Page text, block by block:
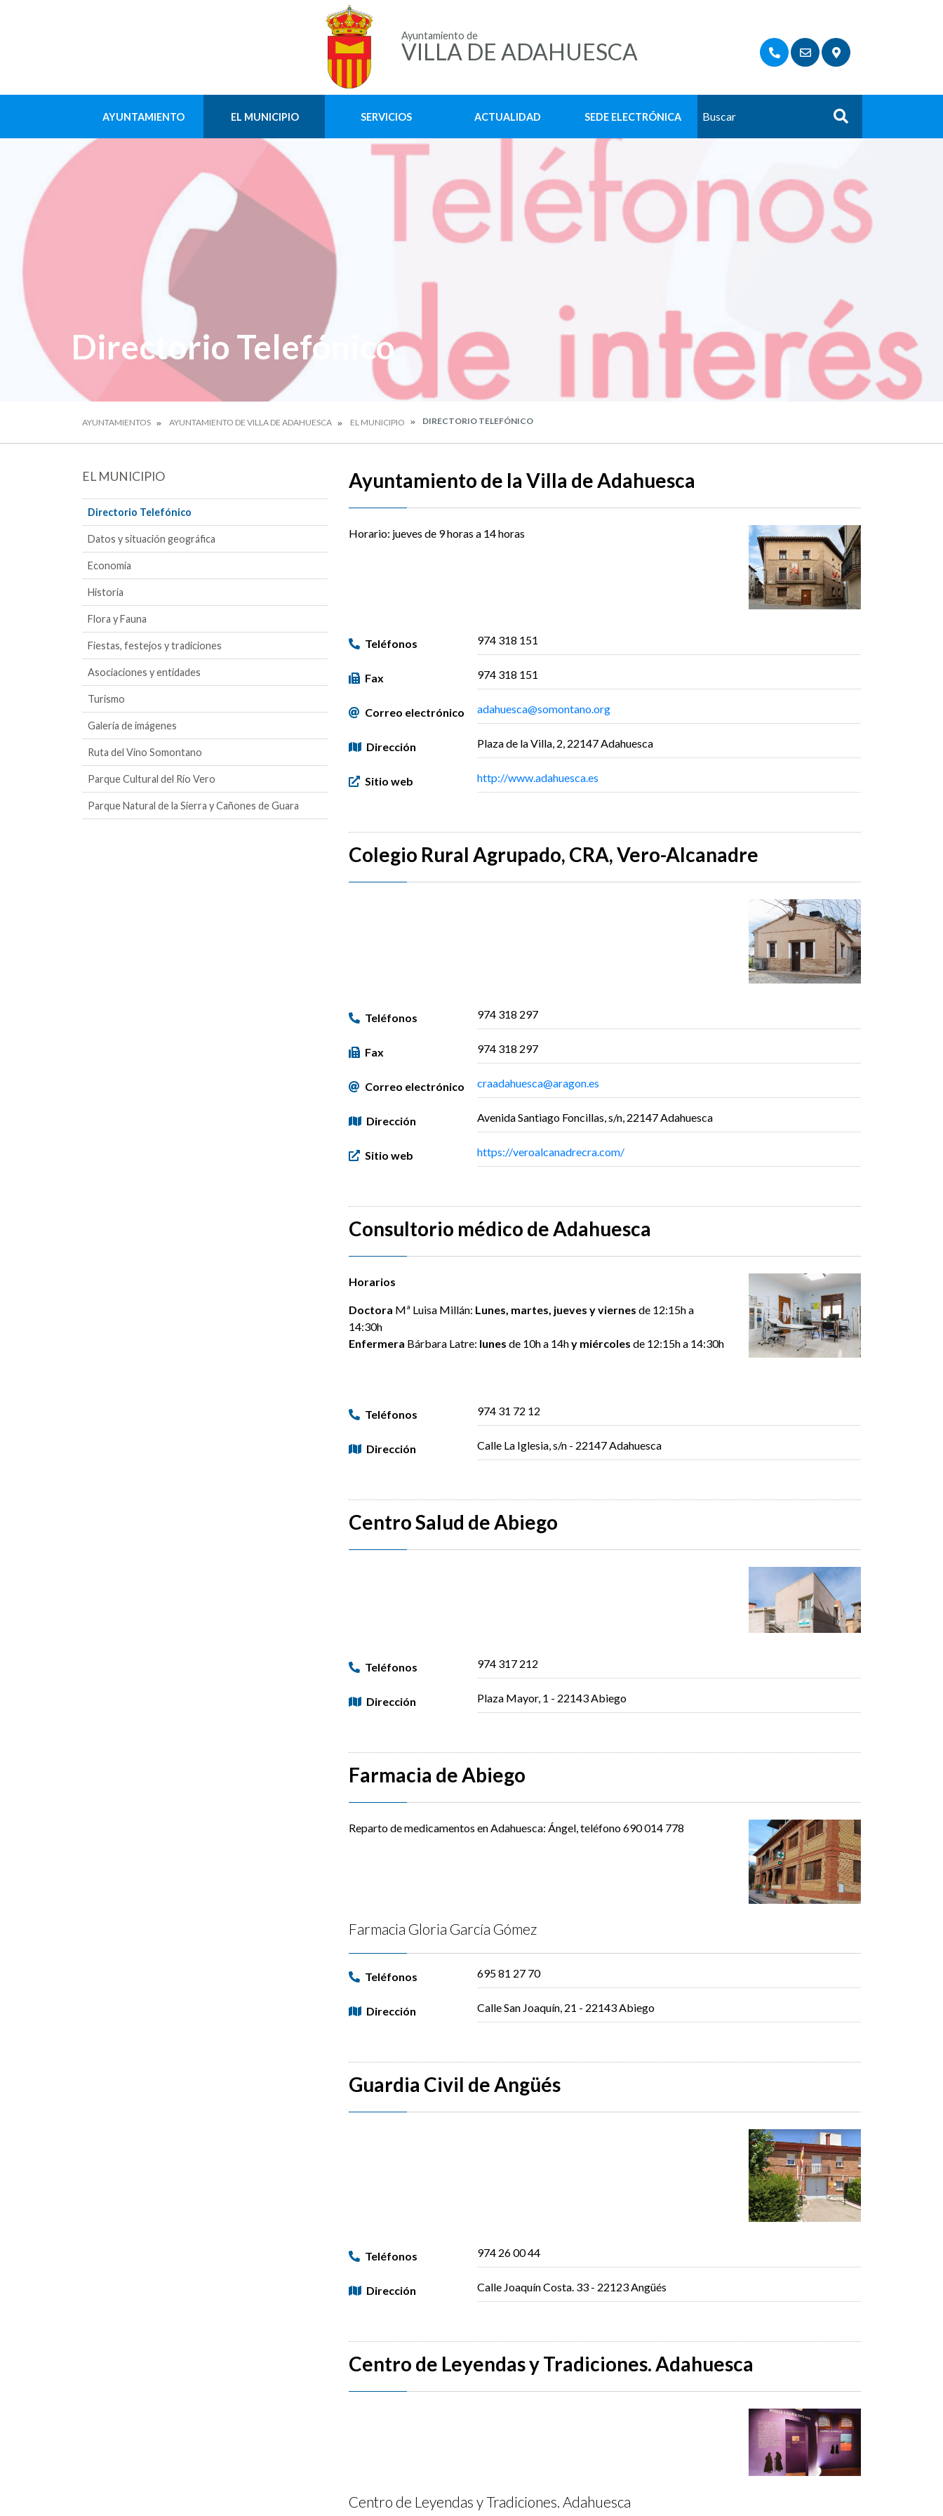
Ayuntamiento de
VILLA DE ADAHUESCA
AYUNTAMIENTO EL MUNICIPIO SERVICIOS ACTUALIDAD SEDE ELECTRÓNICA Buscar
Directorio Telefónico
AYUNTAMIENTOS AYUNTAMIENTO DE VILLA DE ADAHUESCA EL MUNICIPIO DIRECTORIO TELEFÓNICO
EL MUNICIPIO
Directorio Telefónico
Datos y situación geográfica
Economía
Historia
Flora y Fauna
Fiestas, festejos y tradiciones
Asociaciones y entidades
Turismo
Galería de imágenes
Ruta del Vino Somontano
Parque Cultural del Río Vero
Parque Natural de la Sierra y Cañones de Guara
Ayuntamiento de la Villa de Adahuesca
Horario: jueves de 9 horas a 14 horas
Teléfonos 974 318 151
Fax 974 318 151
Correo electrónico adahuesca@somontano.org
Dirección Plaza de la Villa, 2, 22147 Adahuesca
Sitio web http://www.adahuesca.es
Colegio Rural Agrupado, CRA, Vero-Alcanadre
Teléfonos 974 318 297
Fax 974 318 297
Correo electrónico craadahuesca@aragon.es
Dirección Avenida Santiago Foncillas, s/n, 22147 Adahuesca
Sitio web https://veroalcanadrecra.com/
Consultorio médico de Adahuesca
Horarios
Doctora Mª Luisa Millán: Lunes, martes, jueves y viernes de 12:15h a
14:30h
Enfermera Bárbara Latre: lunes de 10h a 14hy miércoles de 12:15h a 14:30h
Teléfonos 974 31 72 12
Dirección Calle La Iglesia, s/n - 22147 Adahuesca
Centro Salud de Abiego
Teléfonos 974 317 212
Dirección Plaza Mayor, 1 - 22143 Abiego
Farmacia de Abiego
Reparto de medicamentos en Adahuesca: Ángel, teléfono 690 014 778
Farmacia Gloria García Gómez
Teléfonos 695 81 27 70
Dirección Calle San Joaquín, 21 - 22143 Abiego
Guardia Civil de Angüés
Teléfonos 974 26 00 44
Dirección Calle Joaquín Costa. 33 - 22123 Angüés
Centro de Leyendas y Tradiciones. Adahuesca
Centro de Leyendas y Tradiciones. Adahuesca